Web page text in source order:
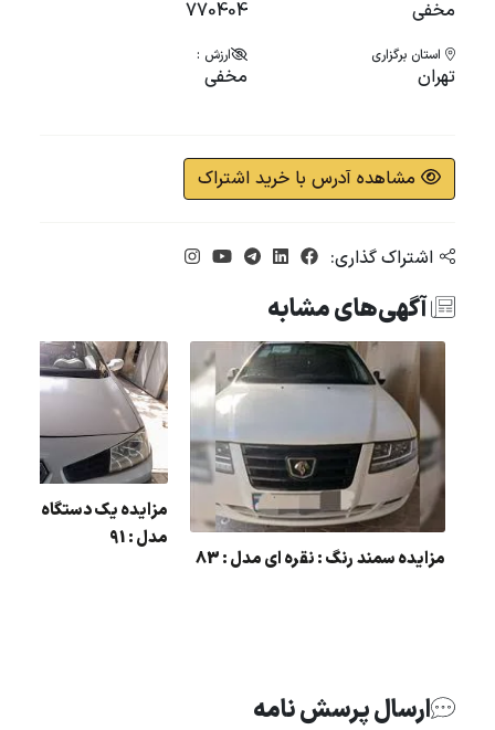
مخفی 770404
استان برگزاری
تهران
ارزش :
مخفی
مشاهده آدرس با خرید اشتراک
اشتراک گذاری:
آگهی‌های مشابه
مزایده یک دستگاه
مدل : 91
مزایده سمند رنگ : نقره ای مدل : 83
ارسال پرسش نامه